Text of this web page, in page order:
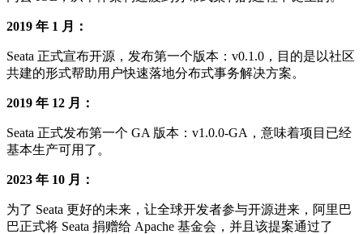
2019 年 1 月：
Seata 正式宣布开源，发布第一个版本：v0.1.0，目的是以社区
共建的形式帮助用户快速落地分布式事务解决方案。
2019 年 12 月：
Seata 正式发布第一个 GA 版本：v1.0.0-GA，意味着项目已经
基本生产可用了。
2023 年 10 月：
为了 Seata 更好的未来，让全球开发者参与开源进来，阿里巴
巴正式将 Seata 捐赠给 Apache 基金会，并且该提案通过了